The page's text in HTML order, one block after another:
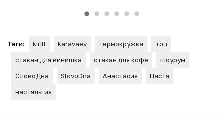
Теги: kirill karavaev термокружка
топ
стакан для винишка
стакан для кофе
шоурум
СловоДна
SlovoDna Анастасия
Настя
настяльгия